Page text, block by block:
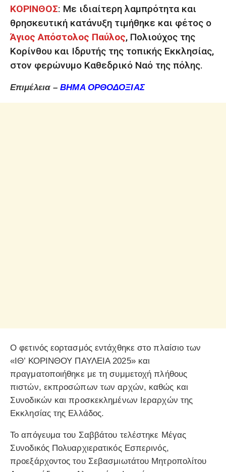
ΚΟΡΙΝΘΟΣ: Με ιδιαίτερη λαμπρότητα και
θρησκευτική κατάνυξη τιμήθηκε και φέτος ο
Άγιος Απόστολος Παύλος, Πολιούχος της
Κορίνθου και Ιδρυτής της τοπικής Εκκλησίας,
στον φερώνυμο Καθεδρικό Ναό της πόλης.
Επιμέλεια –ΒΗΜΑ ΟΡΘΟΔΟΞΙΑΣ
Ο φετινός εορτασμός εντάχθηκε στο πλαίσιο των
«ΙΘ’ ΚΟΡΙΝΘΟΥ ΠΑΥΛΕΙΑ 2025» και
πραγματοποιήθηκε με τη συμμετοχή πλήθους
πιστών, εκπροσώπων των αρχών, καθώς και
Συνοδικών και προσκεκλημένων Ιεραρχών της
Εκκλησίας της Ελλάδος.
Το απόγευμα του Σαββάτου τελέστηκε Μέγας
Συνοδικός Πολυαρχιερατικός Εσπερινός,
προεξάρχοντος του Σεβασμιωτάτου Μητροπολίτου